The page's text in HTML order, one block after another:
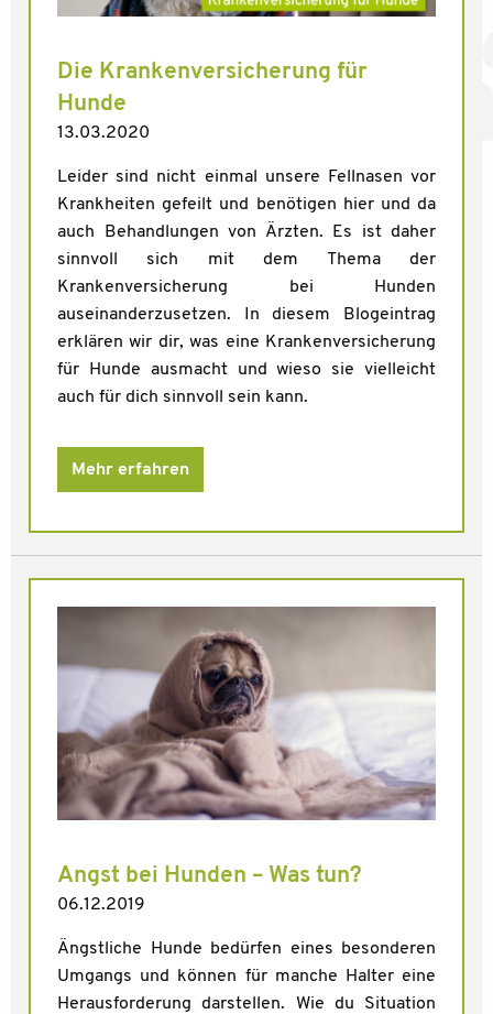
Die Krankenversicherung für
Hunde
13.03.2020
Leider sind nicht einmal unsere Fellnasen vor
Krankheiten gefeilt und benötigen hier und da
auch Behandlungen von Ärzten. Es ist daher
sinnvoll sich mit dem Thema der
Krankenversicherung bei Hunden
auseinanderzusetzen. In diesem Blogeintrag
erklären wir dir, was eine Krankenversicherung
für Hunde ausmacht und wieso sie vielleicht
auch für dich sinnvoll sein kann.
Mehr erfahren
Angst bei Hunden – Was tun?
06.12.2019
Ängstliche Hunde bedürfen eines besonderen
Umgangs und können für manche Halter eine
Herausforderung darstellen. Wie du Situation